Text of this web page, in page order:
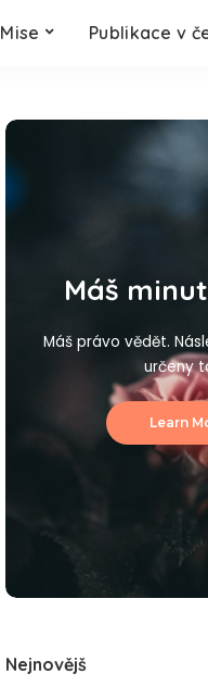
Mise Publikace v
Máš
Máš právo vědět.
určeny
Learn
Nejnovějš